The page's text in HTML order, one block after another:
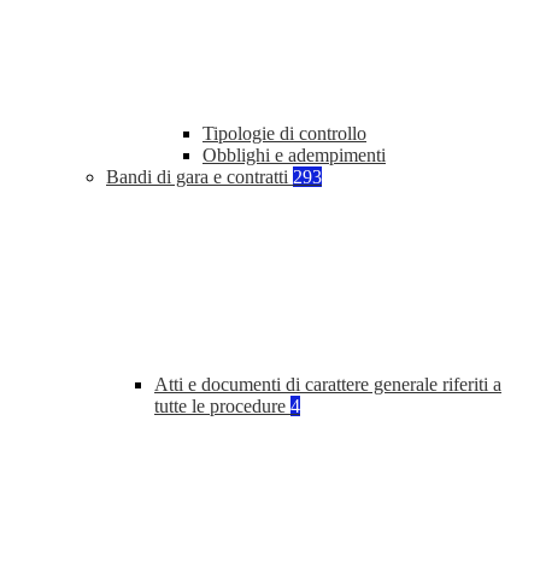
Tipologie di controllo
Obblighi e adempimenti
Bandi di gara e contratti 293
Atti e documenti di carattere generale riferiti a
tutte le procedure 4